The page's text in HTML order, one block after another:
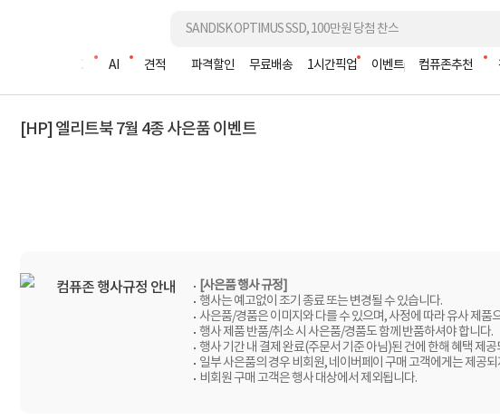
조립PC AI 견적 파격할인 무료배송 1시간픽업 이벤트 컴퓨존추천
[HP] 엘리트북 7월 4종 사은품 이벤트
컴퓨존 행사규정 안내
[사은품 행사 규정]
행사는 예고없이 조기 종료 또는 변경될 수 있습니다.
사은품/경품은 이미지와 다를 수 있으며, 사정에 따라 유사 제품
행사 제품 반품/취소 시 사은품/경품도 함께 반품하셔야 합니다.
행사 기간 내 결제 완료(주문서 기준 아님)된 건에 한해 혜택 제
일부 사은품의 경우 비회원, 네이버페이 구매 고객에게는 제공
비회원 구매 고객은 행사 대상에서 제외됩니다.